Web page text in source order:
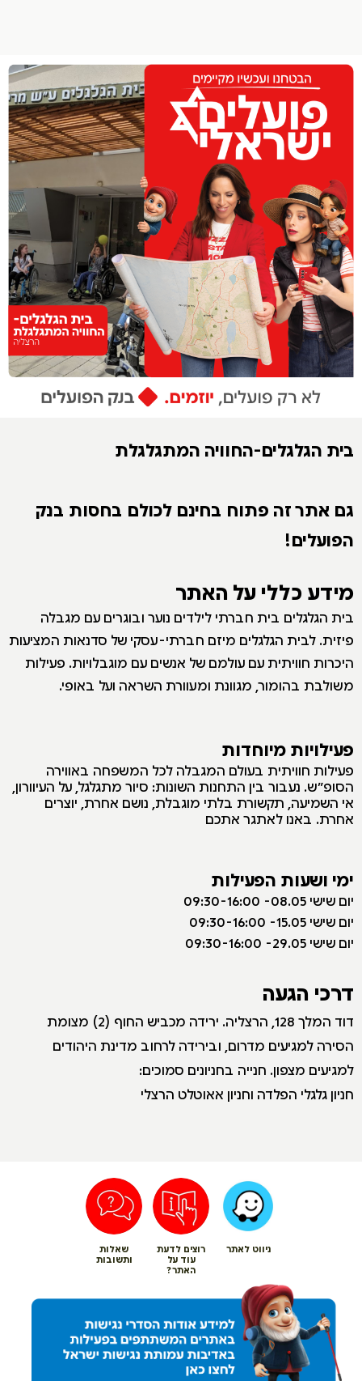
הפרופיל שלי
בית הגלגלים-החוויה המתגלגלת
גם אתר זה פתוח בחינם לכולם בחסות בנק
הפועלים!
מידע כללי על האתר
בית הגלגלים בית חברתי לילדים נוער ובוגרים עם מגבלה
פיזית. לבית הגלגלים מיזם חברתי-עסקי של סדנאות המציעות
היכרות חוויתית עם עולמם של אנשים עם מוגבלויות. פעילות
משולבת בהומור, מגוונת ומעוורת השראה ועל באופי.
פעילויות מיוחדות
פעילות חוויתית בעולם המגבלה לכל המשפחה באווירה
הסופ״ש. נעבור בין התחנות השונות: סיור מתגלגל, על העיוורון,
אי השמיעה, תקשורת בלתי מוגבלת, נושם אחרת, יוצרים
אחרת. באנו לאתגר אתכם
ימי ושעות הפעילות
יום שישי 08.05- 09:30-16:00
יום שישי 15.05- 09:30-16:00
יום שישי 29.05- 09:30-16:00
דרכי הגעה
דוד המלך 128, הרצליה. ירידה מכביש החוף (2) מצומת
הסירה למגיעים מדרום, ובירידה לרחוב מדינת היהודים
למגיעים מצפון. חנייה בחניונים סמוכים:
חניון גלגלי הפלדה וחניון אאוטלט הרצלי
ניווט לאתר
רוצים לדעת
עוד על
האתר?
שאלות
ותשובות